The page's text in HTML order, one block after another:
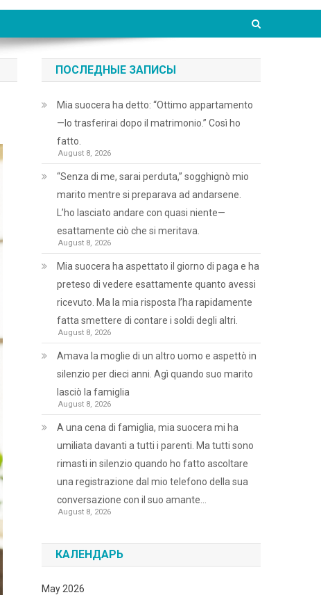
ПОСЛЕДНЫЕ ЗАПИСЫ
Mia suocera ha detto: “Ottimo appartamento
—lo trasferirai dopo il matrimonio.” Così ho
fatto.
August 8, 2026
“Senza di me, sarai perduta,” sogghignò mio
marito mentre si preparava ad andarsene.
L’ho lasciato andare con quasi niente—
esattamente ciò che si meritava.
August 8, 2026
Mia suocera ha aspettato il giorno di paga e ha
preteso di vedere esattamente quanto avessi
ricevuto. Ma la mia risposta l’ha rapidamente
fatta smettere di contare i soldi degli altri.
August 8, 2026
Amava la moglie di un altro uomo e aspettò in
silenzio per dieci anni. Agì quando suo marito
lasciò la famiglia
August 8, 2026
A una cena di famiglia, mia suocera mi ha
umiliata davanti a tutti i parenti. Ma tutti sono
rimasti in silenzio quando ho fatto ascoltare
una registrazione dal mio telefono della sua
conversazione con il suo amante…
August 8, 2026
КАЛЕНДАРЬ
May 2026